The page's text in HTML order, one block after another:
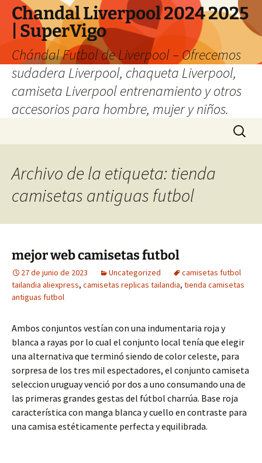
Chandal Liverpool 2024 2025
| SuperVigo
Chándal Futbol de Liverpool – Ofrecemos
sudadera Liverpool, chaqueta Liverpool,
camiseta Liverpool entrenamiento y otros
accesorios para hombre, mujer y niños.
Buscar:
Archivo de la etiqueta: tienda
camisetas antiguas futbol
mejor web camisetas futbol
27 de junio de 2023 Uncategorized
camisetas futbol
tailandia aliexpress, camisetas replicas tailandia, tienda camisetas
antiguas futbol
Ambos conjuntos vestían con una indumentaria roja y
blanca a rayas por lo cual el conjunto local tenía que elegir
una alternativa que terminó siendo de color celeste, para
sorpresa de los tres mil espectadores, el conjunto camiseta
seleccion uruguay venció por dos a uno consumando una de
las primeras grandes gestas del fútbol charrúa. Base roja
característica con manga blanca y cuello en contraste para
una camisa estéticamente perfecta y equilibrada.